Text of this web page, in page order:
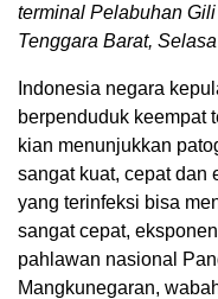
terminal Pelabuhan
Tenggara Barat,
Indonesia negara
berpenduduk keempat
kian menunjukkan
sangat kuat, cepat dan
yang terinfeksi bisa
sangat cepat,
pahlawan nasional
Mangkunegaran,